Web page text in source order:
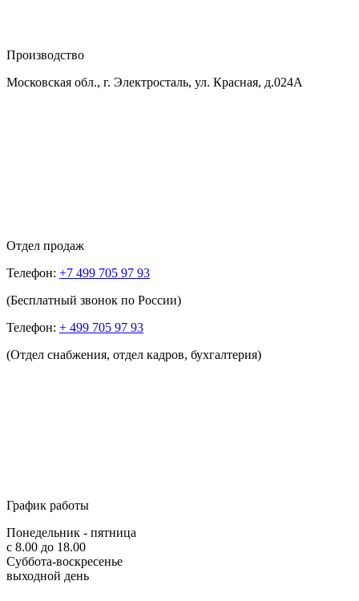
Производство
Московская обл., г. Электросталь, ул. Красная, д.024А
Отдел продаж
Телефон: +7 499 705 97 93
(Бесплатный звонок по России)
Телефон: + 499 705 97 93
(Отдел снабжения, отдел кадров, бухгалтерия)
График работы
Понедельник - пятница
с 8.00 до 18.00
Суббота-воскресенье
выходной день